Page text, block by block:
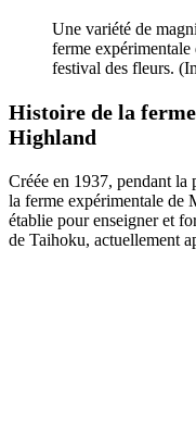
Une variété de
ferme
festival des fleurs.
Histoire de la
Highland
Créée en 1937, pendant
la ferme expérimentale de
établie pour enseigner et
de Taihoku, actuellement